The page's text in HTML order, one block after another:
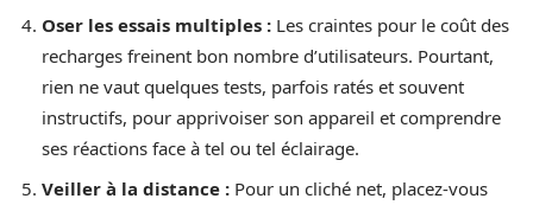
Oser les essais multiples : Les craintes pour le coût des
recharges freinent bon nombre d’utilisateurs. Pourtant,
rien ne vaut quelques tests, parfois ratés et souvent
instructifs, pour apprivoiser son appareil et comprendre
ses réactions face à tel ou tel éclairage.
Veiller à la distance : Pour un cliché net, placez-vous